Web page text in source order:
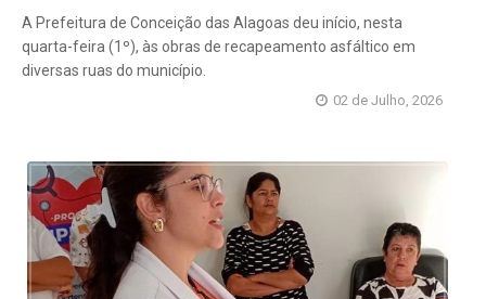
A Prefeitura de Conceição das Alagoas deu início, nesta
quarta-feira (1º), às obras de recapeamento asfáltico em
diversas ruas do município.
02 de Julho, 2026